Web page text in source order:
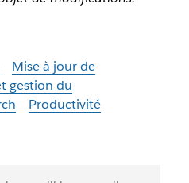
Mise à jour de
gestion du
Productivité